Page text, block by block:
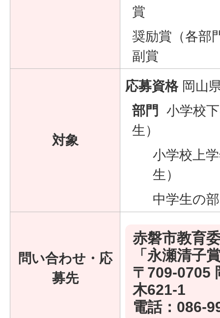
賞
奨励賞（各部
副賞
対象
応募資格 岡山
部門
小学校
生）
小学校上
生）
中学生の部
問い合わせ・応
募先
赤磐市教育
「永瀬清子
〒709-0705
木621-1
電話： 086-